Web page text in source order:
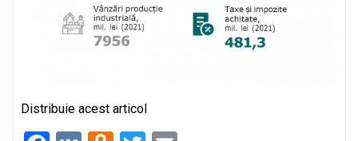
Distribuie acest articol